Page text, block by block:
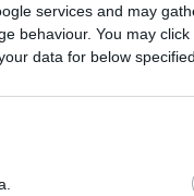
services and may
behaviour. You may
data for below
είναι ήδη
σε εξέλιξη,
ευρύ κοινό με